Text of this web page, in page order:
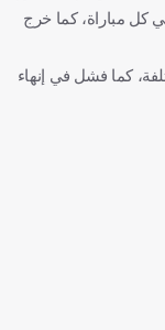
هدف في كل مباراة، كما خرج
إذ خسر 6 بطولات مختلفة، كما فشل في إنهاء